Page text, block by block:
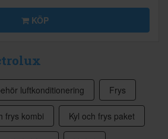
KÖP
luftkonditionering Frys
frys kombi Kyl och frys paket